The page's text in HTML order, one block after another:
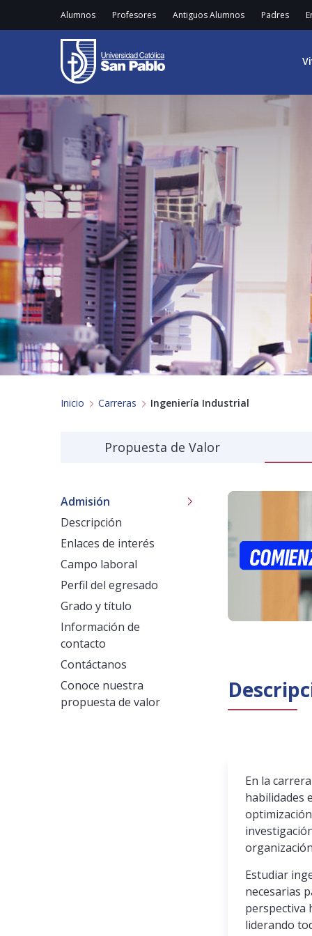
Alumnos Profesores Antiguos Alumnos Padres
Inicio Carreras Ingeniería Industrial
Propuesta de Valor
Admisión
Descripción
Enlaces de interés
Campo laboral
Perfil del egresado
Grado y título
Información de
contacto
Contáctanos
Conoce nuestra
propuesta de valor
En la
habilidades
Estudiar
necesarias
perspectiva
liderando